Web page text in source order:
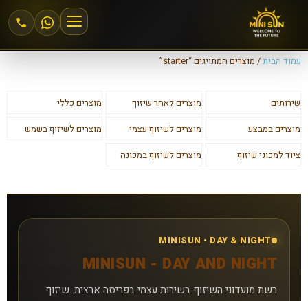
אזור אישי
מחירים וחבילות
שיזוף במכונה
שיזוף בהתזה
עמוד הבית/ מוצרים המתויגים “starter”
שירותים מוצרים לאחר שיזוף
מוצרים כללי
מוצרים במבצע
מוצרים לשיזוף עצמי
מוצרים לשיזוף בשמש
ציוד למכוני שיזוף
מוצרים לשיזוף במכונה
MINISUN • DAY & NIGHT
MINISUN - DAY AND NIGHT
רשת מועדוני השיזוף בשירות עצמי בפריסה ארצית. שיזוף